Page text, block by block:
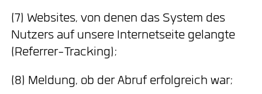
(7) Websites, von denen das System des
Nutzers auf unsere Internetseite gelangte
(Referrer-Tracking);
(8) Meldung, ob der Abruf erfolgreich war;